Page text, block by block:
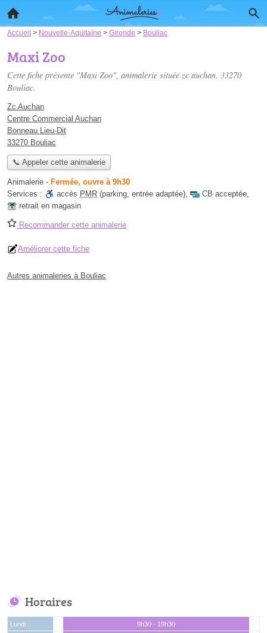
Accueil > Nouvelle-Aquitaine > Gironde > Bouliac
Maxi Zoo
Cette fiche présente "Maxi Zoo", animalerie située zc auchan, 33270
Bouliac.
Zc Auchan
Centre Commercial Auchan
Bonneau Lieu-Dit
33270 Bouliac
📞 Appeler cette animalerie
Animalerie - Fermée, ouvre à 9h30
Services :
accès PMR (parking, entrée adaptée), CB acceptée,
retrait en magasin
Recommander cette animalerie
Améliorer cette fiche
Autres animaleries à Bouliac
Horaires
Lundi
9h30 - 19h30